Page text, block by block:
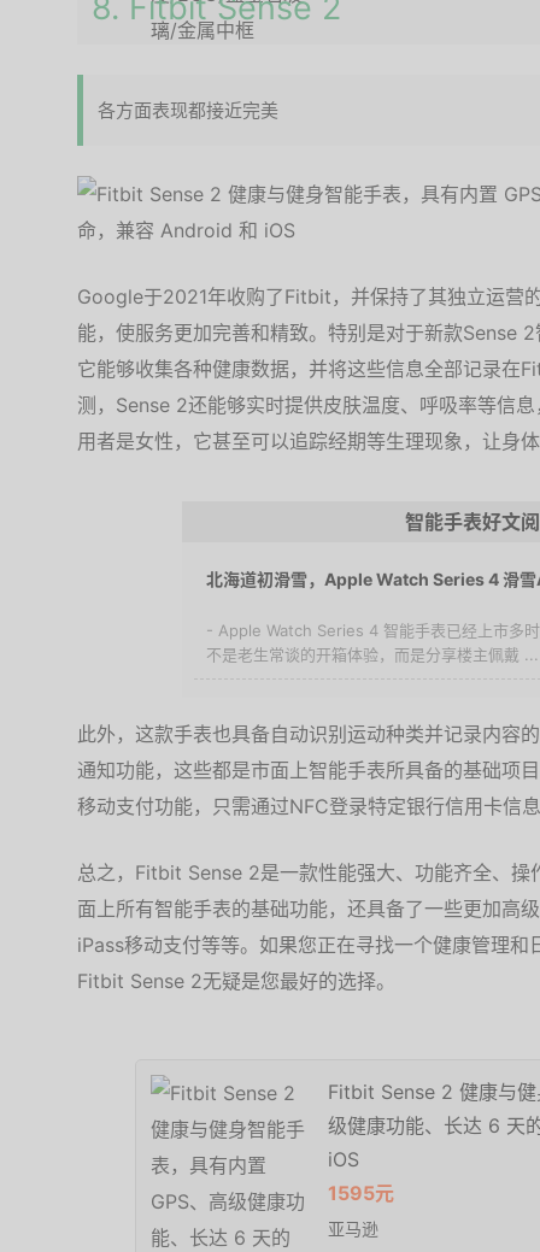
各方面表现都接近完美
Google于2021年收购了Fitbit，并保持了其独立运营
能，使服务更加完善和精致。特别是对于新款Sense
它能够收集各种健康数据，并将这些信息全部记录在
测，Sense 2还能够实时提供皮肤温度、呼吸率等信
用者是女性，它甚至可以追踪经期等生理现象，让身
智能手表好文
北海道初滑雪，Apple Watch Series 4 滑
- Apple Watch Series 4 智能手表已经上市多
不是老生常谈的开箱体验，而是分享楼主佩戴 ...
此外，这款手表也具备自动识别运动种类并记录内容
通知功能，这些都是市面上智能手表所具备的基础项
移动支付功能，只需通过NFC登录特定银行信用卡信
总之，Fitbit Sense 2是一款性能强大、功能齐全、操
面上所有智能手表的基础功能，还具备了一些更加高
iPass移动支付等等。如果您正在寻找一个健康管理
Fitbit Sense 2无疑是您最好的选择。
Fitbit Sense 2 健康与
级健康功能、长达 6 天
iOS
1595元
亚马逊